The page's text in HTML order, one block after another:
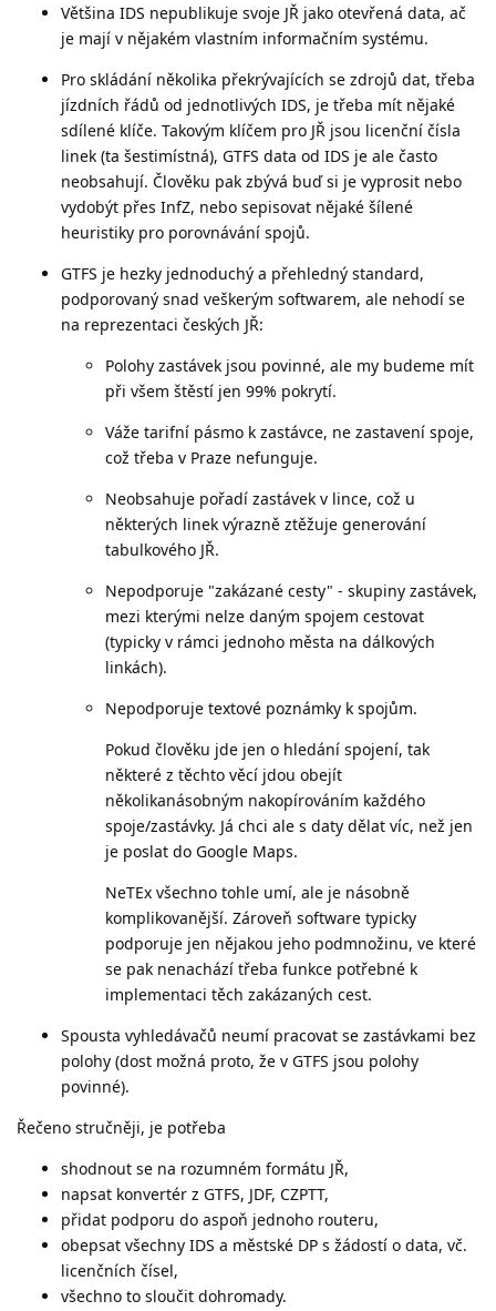
Většina IDS nepublikuje svoje JŘ jako otevřená data, ač
je mají v nějakém vlastním informačním systému.
Pro skládání několika překrývajících se zdrojů dat, třeba
jízdních řádů od jednotlivých IDS, je třeba mít nějaké
sdílené klíče. Takovým klíčem pro JŘ jsou licenční čísla
linek (ta šestimístná), GTFS data od IDS je ale často
neobsahují. Člověku pak zbývá buď si je vyprosit nebo
vydobýt přes InfZ, nebo sepisovat nějaké šílené
heuristiky pro porovnávání spojů.
GTFS je hezky jednoduchý a přehledný standard,
podporovaný snad veškerým softwarem, ale nehodí se
na reprezentaci českých JŘ:
Polohy zastávek jsou povinné, ale my budeme mít
při všem štěstí jen 99% pokrytí.
Váže tarifní pásmo k zastávce, ne zastavení spoje,
což třeba v Praze nefunguje.
Neobsahuje pořadí zastávek v lince, což u
některých linek výrazně ztěžuje generování
tabulkového JŘ.
Nepodporuje "zakázané cesty" - skupiny zastávek,
mezi kterými nelze daným spojem cestovat
(typicky v rámci jednoho města na dálkových
linkách).
Nepodporuje textové poznámky k spojům.
Pokud člověku jde jen o hledání spojení, tak
některé z těchto věcí jdou obejít
několikanásobným nakopírováním každého
spoje/zastávky. Já chci ale s daty dělat víc, než jen
je poslat do Google Maps.
NeTEx všechno tohle umí, ale je násobně
komplikovanější. Zároveň software typicky
podporuje jen nějakou jeho podmnožinu, ve které
se pak nenachází třeba funkce potřebné k
implementaci těch zakázaných cest.
Spousta vyhledávačů neumí pracovat se zastávkami bez
polohy (dost možná proto, že v GTFS jsou polohy
povinné).
Řečeno stručněji, je potřeba
shodnout se na rozumném formátu JŘ,
napsat konvertér z GTFS, JDF, CZPTT,
přidat podporu do aspoň jednoho routeru,
obepsat všechny IDS a městské DP s žádostí o data, vč.
licenčních čísel,
všechno to sloučit dohromady.